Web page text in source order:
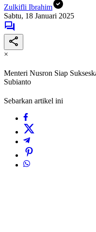
Zulkifli Ibrahim
Sabtu, 18 Januari 2025
×
Menteri Nusron Siap
Subianto
Sebarkan artikel ini